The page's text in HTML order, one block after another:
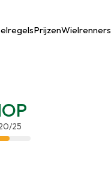
PrijzenWielrenners
25